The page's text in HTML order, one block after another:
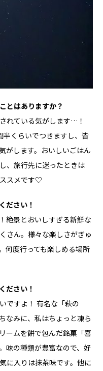
とはありますか？
れている気がします…！
くらいでつきますし、皆
がします。おいしいごはん
、旅行先に迷ったときは
ススメです♡
ださい！
絶景とおいしすぎる新鮮な
さん。様々な楽しさがぎゅ
何度行っても楽しめる場所
ださい！
ですよ！ 有名な「萩の
なみに、私はちょっと凍ら
ームを餅で包んだ銘菓「喜
味の種類が豊富なので、好
に入りは抹茶味です。他に